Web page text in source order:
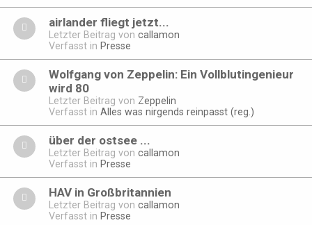
airlander fliegt jetzt...
Letzter Beitrag von callamon
Verfasst in Presse
Wolfgang von Zeppelin: Ein Vollblutingenieur
wird 80
Letzter Beitrag von Zeppelin
Verfasst in Alles was nirgends reinpasst (reg.)
über der ostsee ...
Letzter Beitrag von callamon
Verfasst in Presse
HAV in Großbritannien
Letzter Beitrag von callamon
Verfasst in Presse